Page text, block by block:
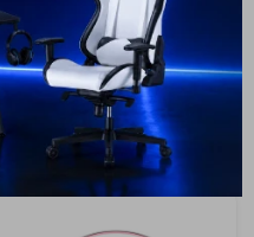
USD 89 USD
GARANTÍA: 6 MESES
ENVÍO A TODO EL PAÍS